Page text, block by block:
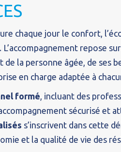
chaque jour le confort,
repose sur
de la personne âgée, de ses
en charge adaptée à
formé, incluant des
sécurisé et
s’inscrivent dans cette
et la qualité de vie des